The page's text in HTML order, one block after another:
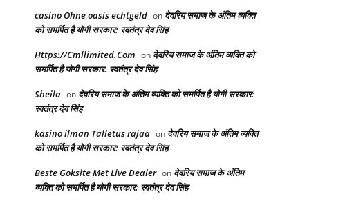
casino Ohne oasis echtgeld on देवरिय समाज के अंतिम व्यक्ति
को समर्पित है योगी सरकार: स्वतंत्र देव सिंह
Https://Cmllimited.Com on देवरिय समाज के अंतिम व्यक्ति को
समर्पित है योगी सरकार: स्वतंत्र देव सिंह
Sheila on देवरिय समाज के अंतिम व्यक्ति को समर्पित है योगी सरकार:
स्वतंत्र देव सिंह
kasino ilman Talletus rajaa on देवरिय समाज के अंतिम व्यक्ति
को समर्पित है योगी सरकार: स्वतंत्र देव सिंह
Beste Goksite Met Live Dealer on देवरिय समाज के अंतिम
व्यक्ति को समर्पित है योगी सरकार: स्वतंत्र देव सिंह